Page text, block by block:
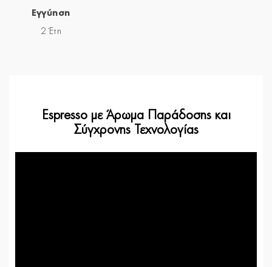
Εγγύηση
2 Έτη
Espresso με Άρωμα Παράδοσης και
Σύγχρονης Τεχνολογίας